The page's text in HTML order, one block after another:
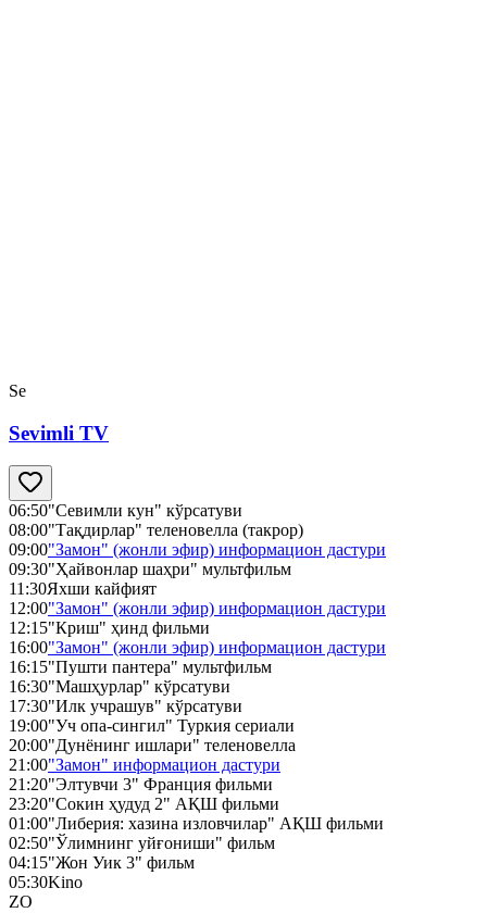
Se
Sevimli TV
06:50"Севимли кун" кўрсатуви
08:00"Тақдирлар" теленовелла (такрор)
09:00"Замон" (жонли эфир) информацион дастури
09:30"Ҳайвонлар шаҳри" мультфильм
11:30Яхши кайфият
12:00"Замон" (жонли эфир) информацион дастури
12:15"Криш" ҳинд фильми
16:00"Замон" (жонли эфир) информацион дастури
16:15"Пушти пантера" мультфильм
16:30"Машҳурлар" кўрсатуви
17:30"Илк учрашув" кўрсатуви
19:00"Уч опа-сингил" Туркия сериали
20:00"Дунёнинг ишлари" теленовелла
21:00"Замон" информацион дастури
21:20"Элтувчи 3" Франция фильми
23:20"Сокин ҳудуд 2" АҚШ фильми
01:00"Либерия: хазина изловчилар" АҚШ фильми
02:50"Ўлимнинг уйғониши" фильм
04:15"Жон Уик 3" фильм
05:30Kino
ZO